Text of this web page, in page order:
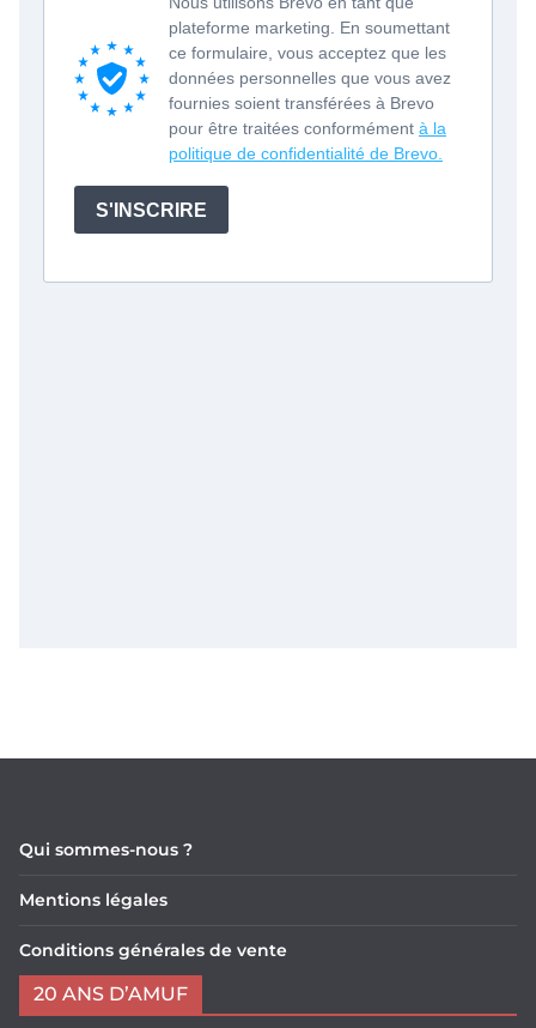
Qui sommes-nous ?
Mentions légales
Conditions générales de vente
20 ANS D’AMUF